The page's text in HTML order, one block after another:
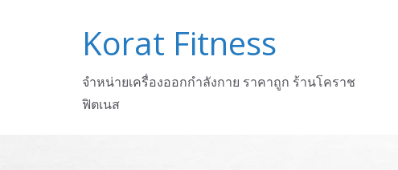
Korat Fitness
จำหน่ายเครื่องออกกำลังกาย ราคาถูก ร้านโคราช
ฟิตเนส